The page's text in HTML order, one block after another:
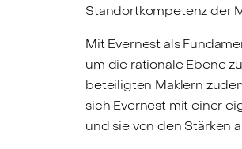
Standortkompetenz der
Mit Evernest als
um die rationale Ebene
beteiligten Maklern
sich Evernest mit einer
und sie von den Stärken